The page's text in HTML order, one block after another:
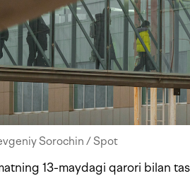
Sorochin / Spot
13-maydagi qarori bilan